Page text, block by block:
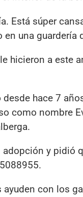
Está súper
en una
hicieron a este
hace 7
como nombre
y pidió
ayuden con los